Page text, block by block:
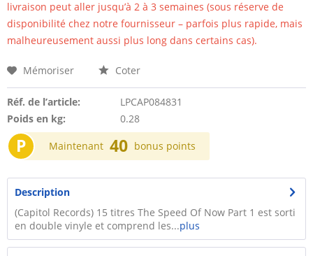
livraison peut aller jusqu’à 2 à 3 semaines (sous réserve de
disponibilité chez notre fournisseur – parfois plus rapide, mais
malheureusement aussi plus long dans certains cas).
Mémoriser Coter
Réf. de l’article:
LPCAP084831
Poids en kg:
0.28
P Maintenant 40 bonus points
Description
(Capitol Records) 15 titres The Speed Of Now Part 1 est sorti
en double vinyle et comprend les...plus